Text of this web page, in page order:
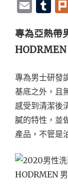
Email
專為亞熱帶
HODRMEN
專為男士研發
基底之外，且
感受到清潔後
膩的特性，並
產品，不管是